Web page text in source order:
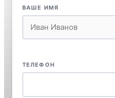
ВАШЕ ИМЯ
ТЕЛЕФОН